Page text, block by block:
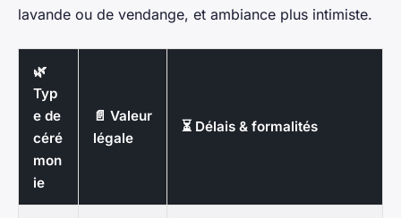
lavande ou de vendange, et ambiance plus intimiste.
🌿
Typ
e de
céré
mon
ie
📄 Valeur
légale
⏳ Délais & formalités